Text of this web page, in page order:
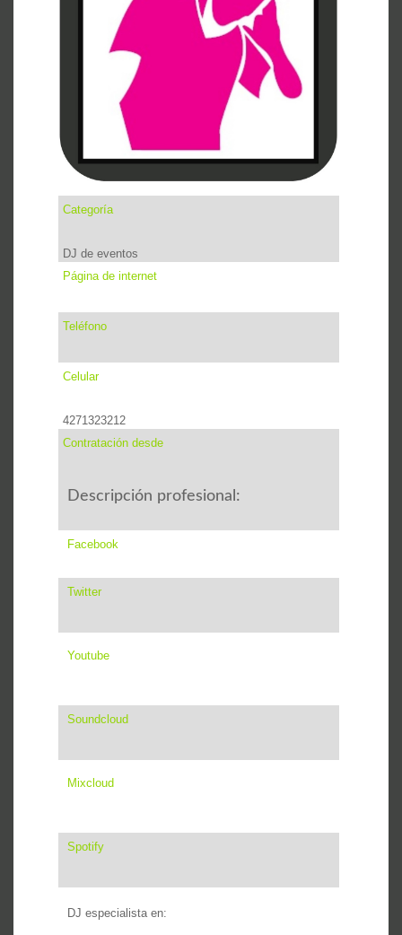
Categoría
DJ de eventos
Página de internet
Teléfono
Celular
4271323212
Contratación desde
Descripción profesional:
Facebook
Twitter
Youtube
Soundcloud
Mixcloud
Spotify
DJ especialista en: